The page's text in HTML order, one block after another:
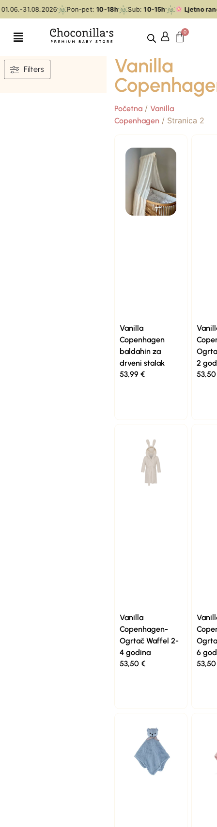
31.08.2026 Pon-pet:10-18h Sub:10-15h Ljetno
Filters
Vanilla
Početna/ Vanilla
Copenhagen / Stranica 2
Vanilla
Copenhagen
baldahin za
drveni stalak
53,99 €
2
Vanilla
Copenhagen-
Ogrtač Waffel 2-
4 godina
53,50 €
6